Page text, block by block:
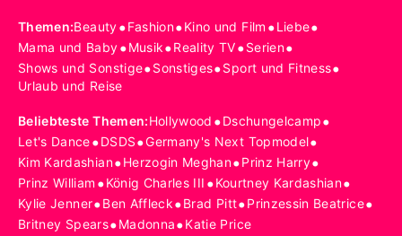
Themen:Beauty•Fashion•Kino und Film •Liebe•
Mama und Baby•Musik•Reality TV•Serien•
Shows und Sonstige•Sonstiges•Sport und Fitness•
Urlaub und Reise
Beliebteste Themen:Hollywood •Dschungelcamp•
Let's Dance•DSDS•Germany's Next Topmodel•
Kim Kardashian•Herzogin Meghan•Prinz Harry•
Prinz William •König Charles III •Kourtney Kardashian•
Kylie Jenner•Ben Affleck•Brad Pitt•Prinzessin Beatrice•
Britney Spears•Madonna•Katie Price